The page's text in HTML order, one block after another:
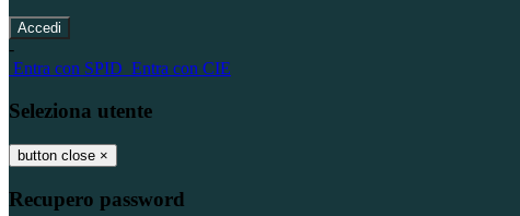
-
Entra con SPID Entra con CIE
Seleziona utente
button close ×
Recupero password